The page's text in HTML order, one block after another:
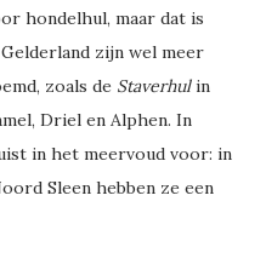
hondelhul, maar dat is
zijn wel meer
zoals de Staverhulin
Driel en Alphen. In
in het meervoud voor: in
Sleen hebben ze een